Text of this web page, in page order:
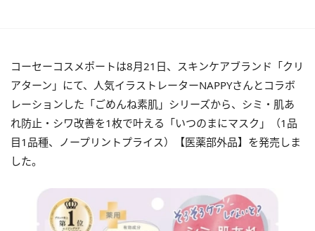
コーセーコスメポートは8月21日、スキンケアブランド「クリ
アターン」にて、人気イラストレーターNAPPYさんとコラボ
レーションした「ごめんね素肌」シリーズから、シミ・肌あ
れ防止・シワ改善を1枚で叶える「いつのまにマスク」（1品
目1品種、ノープリントプライス）【医薬部外品】を発売しま
した。